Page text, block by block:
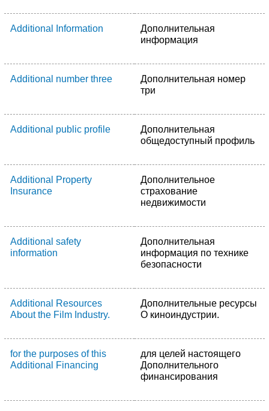
Additional Information
Дополнительная
информация
Additional number three
Дополнительная номер
три
Additional public profile
Дополнительная
общедоступный профиль
Additional Property
Insurance
Дополнительное
страхование
недвижимости
Additional safety
information
Дополнительная
информация по технике
безопасности
Additional Resources
About the Film Industry.
Дополнительные ресурсы
О киноиндустрии.
for the purposes of this
Additional Financing
для целей настоящего
Дополнительного
финансирования